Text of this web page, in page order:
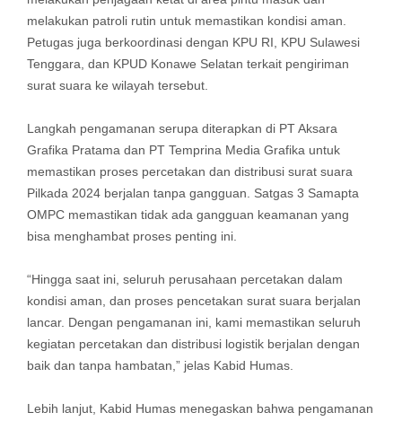
melakukan patroli rutin untuk memastikan kondisi aman.
Petugas juga berkoordinasi dengan KPU RI, KPU Sulawesi
Tenggara, dan KPUD Konawe Selatan terkait pengiriman
surat suara ke wilayah tersebut.
Langkah pengamanan serupa diterapkan di PT Aksara
Grafika Pratama dan PT Temprina Media Grafika untuk
memastikan proses percetakan dan distribusi surat suara
Pilkada 2024 berjalan tanpa gangguan. Satgas 3 Samapta
OMPC memastikan tidak ada gangguan keamanan yang
bisa menghambat proses penting ini.
“Hingga saat ini, seluruh perusahaan percetakan dalam
kondisi aman, dan proses pencetakan surat suara berjalan
lancar. Dengan pengamanan ini, kami memastikan seluruh
kegiatan percetakan dan distribusi logistik berjalan dengan
baik dan tanpa hambatan,” jelas Kabid Humas.
Lebih lanjut, Kabid Humas menegaskan bahwa pengamanan